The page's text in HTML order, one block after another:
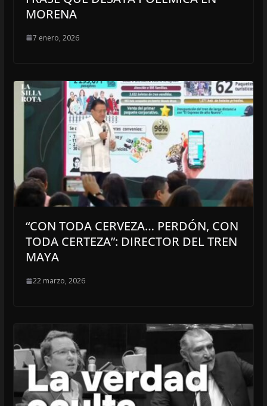
MORENA
7 enero, 2026
“CON TODA CERVEZA… PERDÓN, CON
TODA CERTEZA”: DIRECTOR DEL TREN
MAYA
22 marzo, 2026